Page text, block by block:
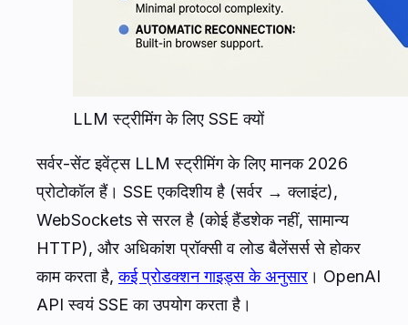
LLM स्ट्रीमिंग के लिए SSE क्यों
सर्वर-सेंट इवेंट्स LLM स्ट्रीमिंग के लिए मानक 2026
प्रोटोकॉल हैं। SSE एकदिशीय है (सर्वर → क्लाइंट),
WebSockets से सरल है (कोई हैंडशेक नहीं, सामान्य
HTTP), और अधिकांश प्रॉक्सी व लोड बैलेंसर्स से होकर
काम करता है,कई प्रोडक्शन गाइड्स के अनुसार । OpenAI
API स्वयं SSE का उपयोग करता है।